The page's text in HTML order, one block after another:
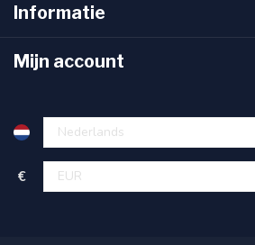
Informatie
Mijn account
€